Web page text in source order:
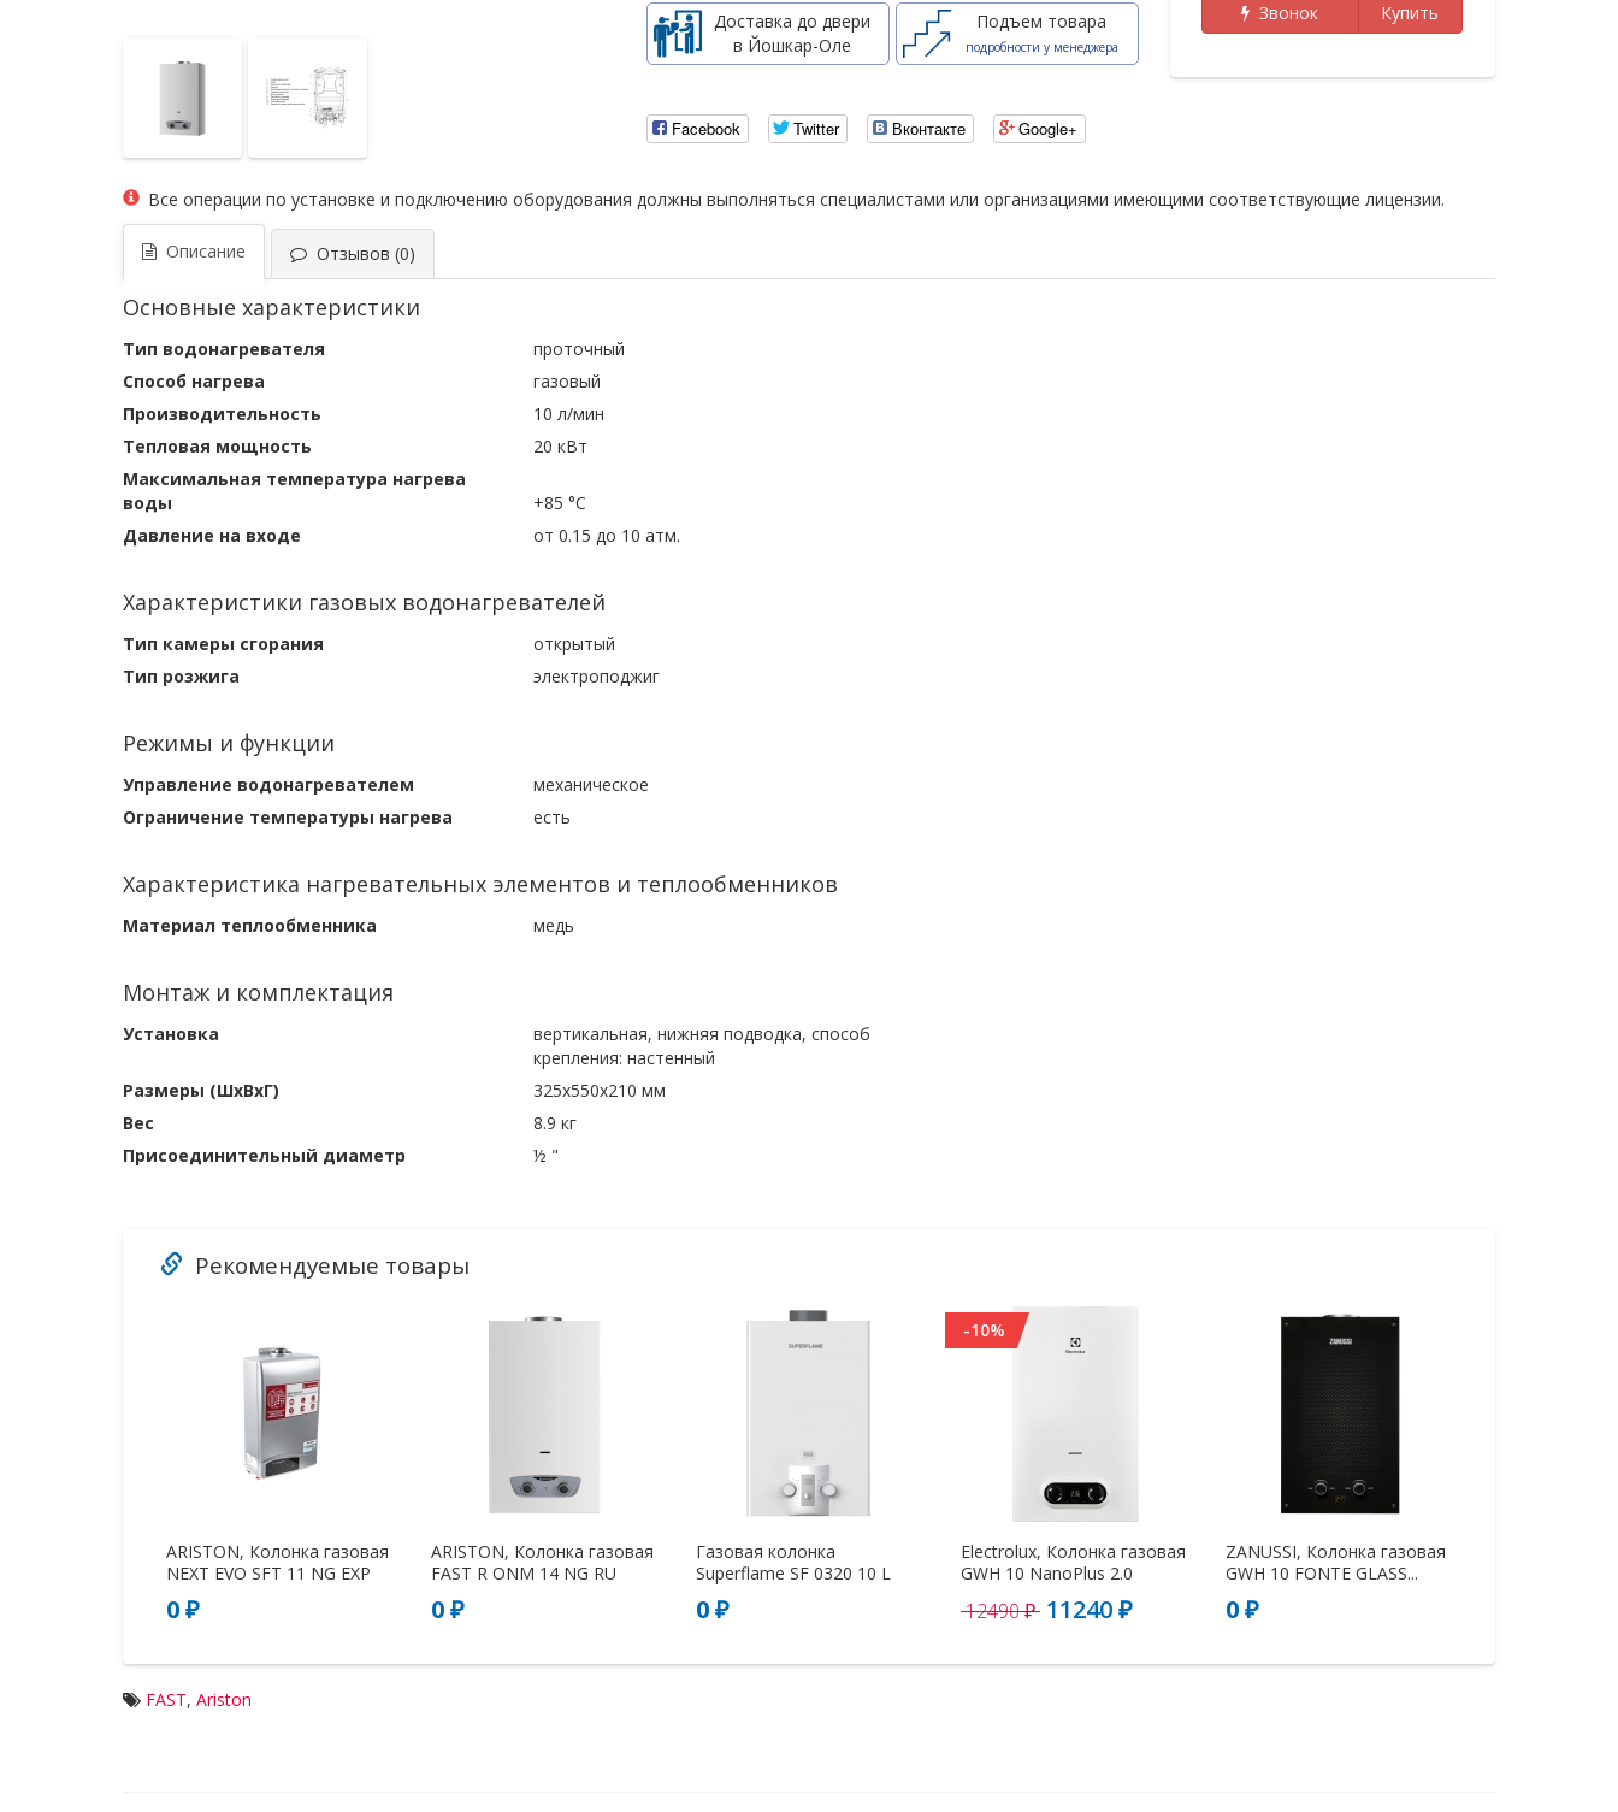
Доставка до двери
в Йошкар-Оле
Подъем товара
подробности у менеджера
Facebook Twitter Вконтакте Google+
Звонок Купить
Все операции по установке и подключению оборудования должны выполняться специалистами или организациями имеющими соответствующие лицензии.
Описание Отзывов (0)
Основные характеристики
Тип водонагревателя
проточный
Способ нагрева
газовый
Производительность
10 л/мин
Тепловая мощность
20 кВт
Максимальная температура нагрева
воды
+85 °С
Давление на входе
от 0.15 до 10 атм.
Характеристики газовых водонагревателей
Тип камеры сгорания
открытый
Тип розжига
электроподжиг
Режимы и функции
Управление водонагревателем
механическое
Ограничение температуры нагрева
есть
Характеристика нагревательных элементов и теплообменников
Материал теплообменника медь
Монтаж и комплектация
Установка
вертикальная, нижняя подводка, способ
крепления: настенный
Размеры (ШхВхГ)
325x550x210 мм
Вес
8.9 кг
Присоединительный диаметр
½ "
Рекомендуемые товары
ARISTON, Колонка газовая
NEXT EVO SFT 11 NG EXP
0 ₽
ARISTON, Колонка газовая
FAST R ONM 14 NG RU
0 ₽
Газовая колонка
Superflame SF 0320 10 L
0 ₽
-10%
Electrolux, Колонка газовая
GWH 10 NanoPlus 2.0
12490 ₽ 11240 ₽
ZANUSSI, Колонка газовая
GWH 10 FONTE GLASS...
0 ₽
FAST, Ariston